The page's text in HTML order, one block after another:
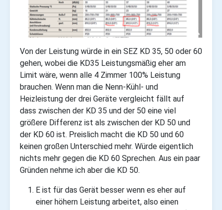
Von der Leistung würde in ein SEZ KD 35, 50 oder 60
gehen, wobei die KD35 Leistungsmäßig eher am
Limit wäre, wenn alle 4 Zimmer 100% Leistung
brauchen. Wenn man die Nenn-Kühl- und
Heizleistung der drei Geräte vergleicht fällt auf
dass zwischen der KD 35 und der 50 eine viel
größere Differenz ist als zwischen der KD 50 und
der KD 60 ist. Preislich macht die KD 50 und 60
keinen großen Unterschied mehr. Würde eigentlich
nichts mehr gegen die KD 60 Sprechen. Aus ein paar
Gründen nehme ich aber die KD 50.
E ist für das Gerät besser wenn es eher auf
einer höhern Leistung arbeitet, also einen